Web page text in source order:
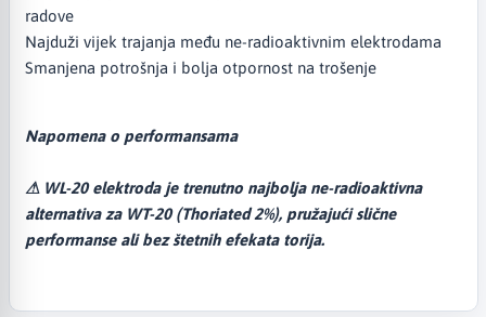
radove
Najduži vijek trajanja među ne-radioaktivnim elektrodama
Smanjena potrošnja i bolja otpornost na trošenje
Napomena o performansama
⚠ WL-20 elektroda je trenutno najbolja ne-radioaktivna
alternativa za WT-20 (Thoriated 2%), pružajući slične
performanse ali bez štetnih efekata torija.